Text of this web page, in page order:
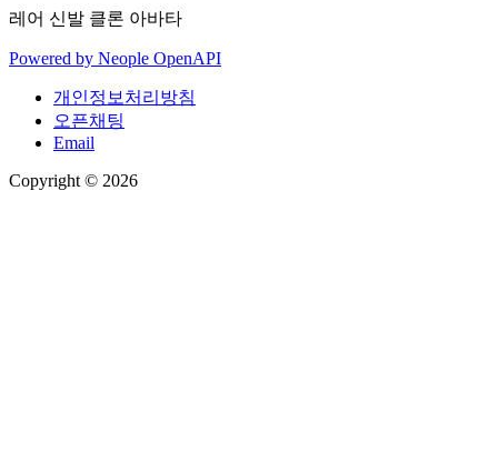
레어 신발 클론 아바타
Powered by Neople OpenAPI
개인정보처리방침
오픈채팅
Email
Copyright © 2026